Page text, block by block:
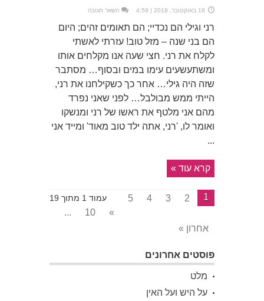
18 באוקטובר, 2018 | 4:59 השאר תגובה
רני וגילי הם נכדיי; הם תאומים זהים; היום
הם בני שנה – מזל טוב! עזרתי לאשתי
לקלח את רני. חצי שעה אנו מקלחים אותו
ומשתעשעים עימו במים ובסוף… מסתבר
שזה היה גילי… אחר כך כשקילחנו את רני,
הייתי ממש מבולבל… לפני שאני נפרד
מהם אני מלטף את ראשו של רני ומנשקו
ואומר לו, 'רני, אתה ילד טוב מאוד' ומייד אני
...
קרא עוד »
עמוד 1 מתוך 19 1
2
3
4
5
»
10
...
אחרון »
פוסטים אחרונים
מלט
על היש ועל האין